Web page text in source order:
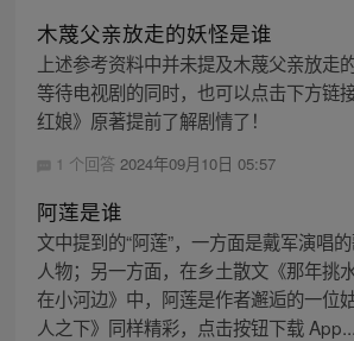
木蔑父亲放走的妖怪是谁
上述参考资料中并未提及木蔑父亲放走
等待电视剧的同时，也可以点击下方链
红娘》原著提前了解剧情了！
1 个回答 2024年09月10日 05:57
阿莲是谁
文中提到的“阿莲”，一方面是戴军演唱
人物；另一方面，在乡土散文《那年挑
在小河边》中，阿莲是作者邂逅的一位
人之下》同样精彩，点击按钮下载 App...